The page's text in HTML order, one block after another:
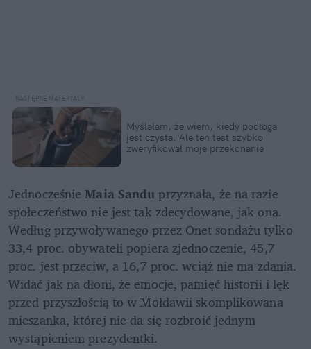
Myślałam, że wiem, kiedy podłoga
jest czysta. Ale ten test szybko
zweryfikował moje przekonanie
Jednocześnie Maia Sandu przyznała, że na razie
społeczeństwo nie jest tak zdecydowane, jak ona.
Według przywoływanego przez Onet sondażu tylko
33,4 proc. obywateli popiera zjednoczenie, 45,7
proc. jest przeciw, a 16,7 proc. wciąż nie ma zdania.
Widać jak na dłoni, że emocje, pamięć historii i lęk
przed przyszłością to w Mołdawii skomplikowana
mieszanka, której nie da się rozbroić jednym
wystąpieniem prezydentki.